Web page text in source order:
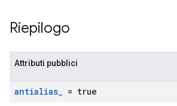
Riepilogo
Attributi pubblici
antialias_ = true